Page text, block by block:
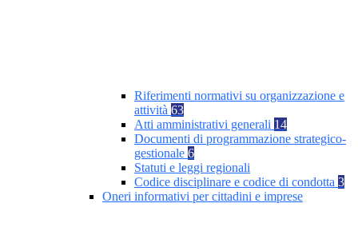
Riferimenti normativi su organizzazione e
attività 63
Atti amministrativi generali 14
Documenti di programmazione strategico-
gestionale 6
Statuti e leggi regionali
Codice disciplinare e codice di condotta 3
Oneri informativi per cittadini e imprese